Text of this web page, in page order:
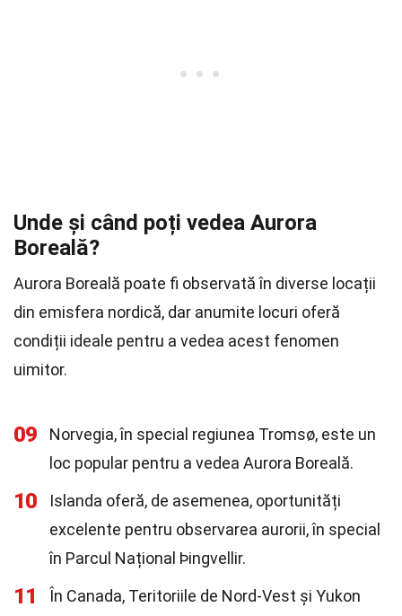
Unde și când poți vedea Aurora
Boreală?
Aurora Boreală poate fi observată în diverse locații
din emisfera nordică, dar anumite locuri oferă
condiții ideale pentru a vedea acest fenomen
uimitor.
09
Norvegia, în special regiunea Tromsø, este un
loc popular pentru a vedea Aurora Boreală.
10
Islanda oferă, de asemenea, oportunități
excelente pentru observarea aurorii, în special
în Parcul Național Þingvellir.
11
În Canada, Teritoriile de Nord-Vest și Yukon